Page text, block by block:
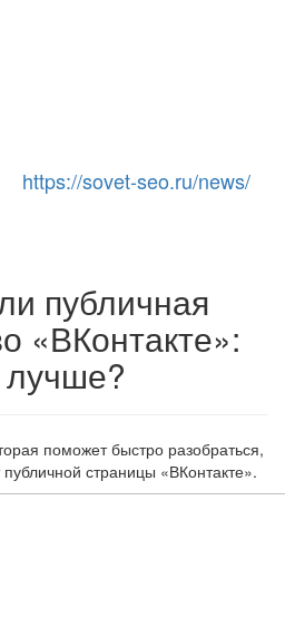
https://sovet-seo.ru/news/
Navigation
публичная
«ВКонтакте»:
лучше?
поможет быстро разобраться,
страницы «ВКонтакте».